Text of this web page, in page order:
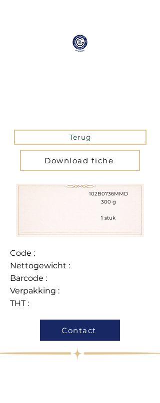
Terug
Download fiche
102B0736MMD
300 g
1 stuk
Code :
Nettogewicht :
Barcode :
Verpakking :
THT :
Contact